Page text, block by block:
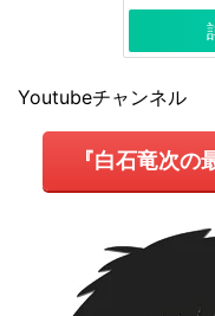
Youtubeチャンネル
『白石竜次の